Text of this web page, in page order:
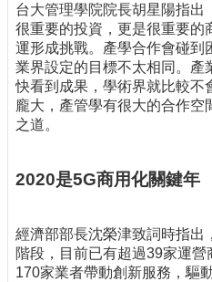
技
術
論
壇
產
欄
台大管理學院院長胡星陽指出
很重要的投資，更是很重要的
運形成挑戰。產學合作會碰到
業界設定的目標不太相同。產
快看到成果，學術界就比較不
龐大，產管學有很大的合作空
之道。
2020是5G商用化關鍵年
經濟部部長沈榮津致詞時指出
階段，目前已有超過39家運
170家業者帶動創新服務，驅